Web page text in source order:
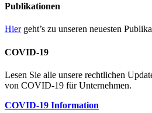
Publikationen
Hiergeht’s zu unseren neuesten
COVID-19
Lesen Sie alle unsere rechtlichen
von COVID-19 für Unternehmen.
COVID-19 Information